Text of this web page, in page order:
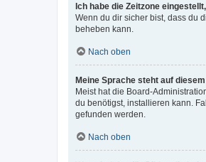
Ich habe die Zeitzone
Wenn du dir sicher bist, dass du
beheben kann.
Nach oben
Meine Sprache steht auf
Meist hat die Board-
du benötigst, installieren kann.
gefunden werden.
Nach oben